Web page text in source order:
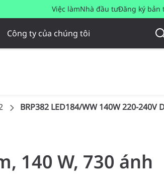
Việc làmNhà đầu tưĐăng ký bản
Công ty của chúng tôi
BRP382 LED184/WW 140W 220-240V
140 W, 730 ánh